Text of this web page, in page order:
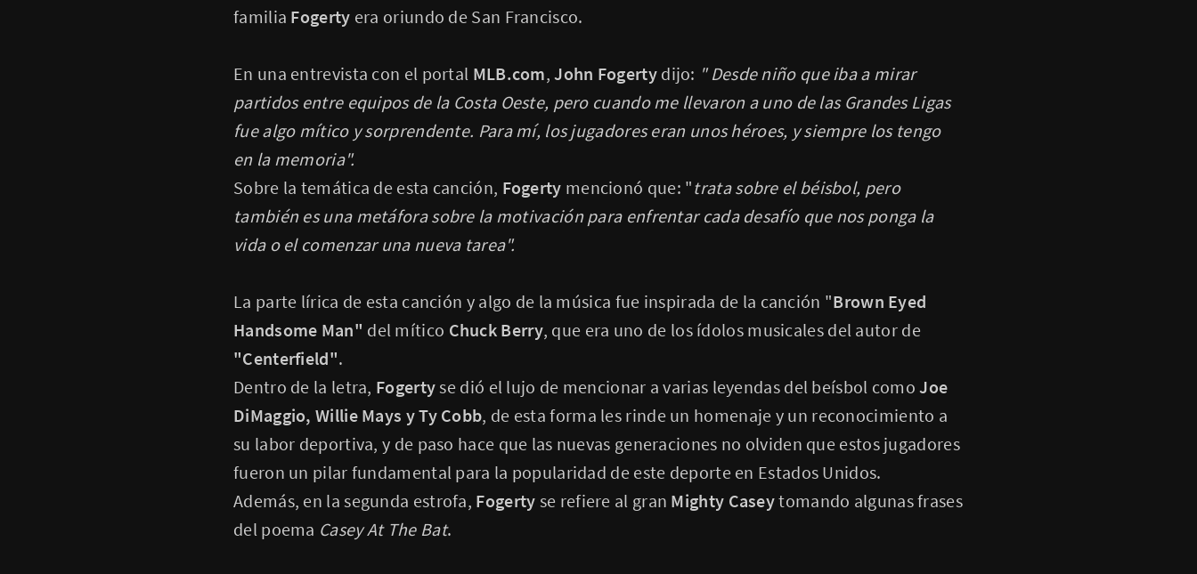
familia Fogerty era oriundo de San Francisco.
En una entrevista con el portal MLB.com,John Fogertydijo: " Desde niño que iba a mirar
partidos entre equipos de la Costa Oeste, pero cuando me llevaron a uno de las Grandes Ligas
fue algo mítico y sorprendente. Para mí, los jugadores eran unos héroes, y siempre los tengo
en la memoria".
Sobre la temática de esta canción, Fogerty mencionó que: "trata sobre el béisbol, pero
también es una metáfora sobre la motivación para enfrentar cada desafío que nos ponga la
vida o el comenzar una nueva tarea".
La parte lírica de esta canción y algo de la música fue inspirada de la canción "Brown Eyed
Handsome Man" del mítico Chuck Berry, que era uno de los ídolos musicales del autor de
"Centerfield".
Dentro de la letra, Fogertyse dió el lujo de mencionar a varias leyendas del beísbol comoJoe
DiMaggio, Willie Mays y Ty Cobb, de esta forma les rinde un homenaje y un reconocimiento a
su labor deportiva, y de paso hace que las nuevas generaciones no olviden que estos jugadores
fueron un pilar fundamental para la popularidad de este deporte en Estados Unidos.
Además, en la segunda estrofa, Fogerty se refiere al gran Mighty Caseytomando algunas frases
del poema Casey At The Bat.